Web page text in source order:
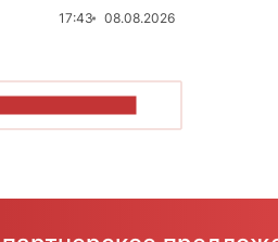
17:43 08.08.2026